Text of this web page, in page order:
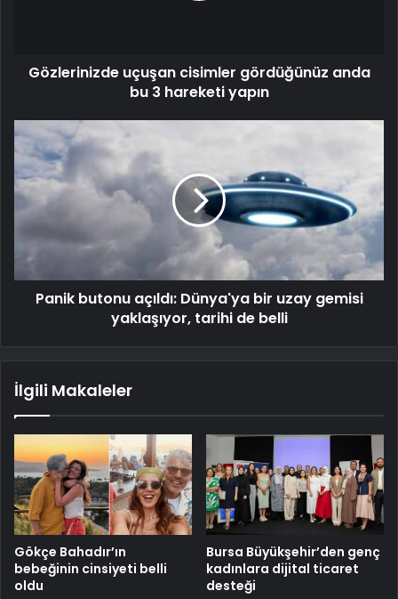
Gözlerinizde uçuşan cisimler gördüğünüz anda
bu 3 hareketi yapın
Panik butonu açıldı: Dünya'ya bir uzay gemisi
yaklaşıyor, tarihi de belli
İlgili Makaleler
Gökçe Bahadır’ın
bebeğinin cinsiyeti belli
oldu
Bursa Büyükşehir’den genç
kadınlara dijital ticaret
desteği